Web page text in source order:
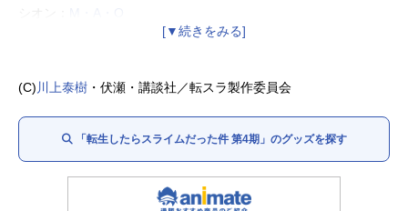
リグルド：山本兼平
ランガ：小林親弘
ミリム：日高里菜
ラミリス：春野杏
(C) 川上泰樹 ・伏瀬・講談社／転スラ製作委員会
「転生したらスライムだった件 第4期」のグッズを探す